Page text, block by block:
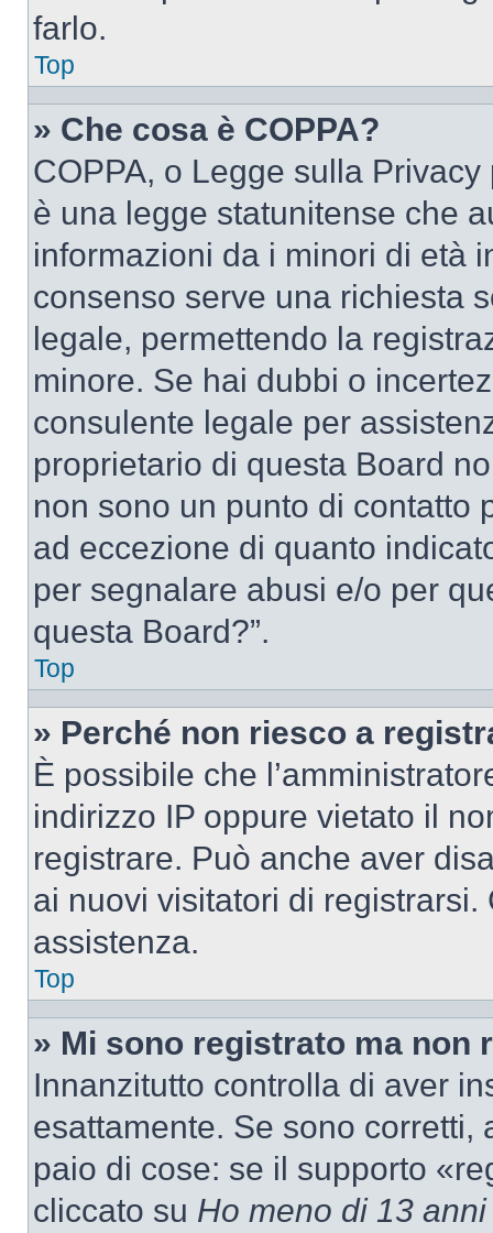
farlo.
Top
» Che cosa è COPPA?
COPPA, o Legge sulla
è una legge statunitense che
informazioni da i minori di età
consenso serve una richiesta
legale, permettendo la
minore. Se hai dubbi o
consulente legale per
proprietario di questa Board
non sono un punto di contatto
ad eccezione di quanto
per segnalare abusi e/o per
questa Board?”.
Top
» Perché non riesco a
È possibile che
indirizzo IP oppure vietato il
registrare. Può anche aver
ai nuovi visitatori di
assistenza.
Top
» Mi sono registrato ma non
Innanzitutto controlla di aver
esattamente. Se sono
paio di cose: se il supporto
cliccato su Ho meno di 13 anni